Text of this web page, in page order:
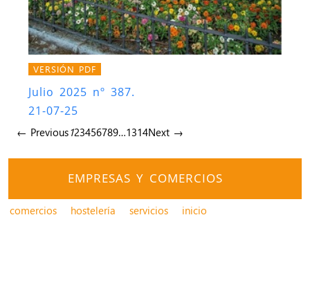
VERSIÓN PDF
Julio 2025 nº 387.
21-07-25
← Previous123456789…1314Next →
EMPRESAS Y COMERCIOS
comercios hostelería servicios inicio